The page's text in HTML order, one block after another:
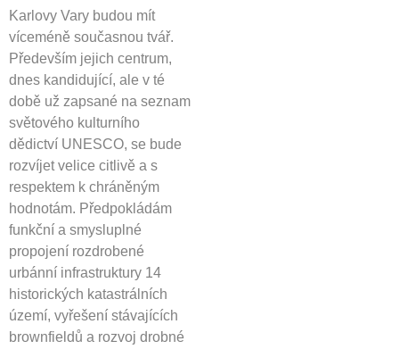
Karlovy Vary budou mít
víceméně současnou tvář.
Především jejich centrum,
dnes kandidující, ale v té
době už zapsané na seznam
světového kulturního
dědictví UNESCO, se bude
rozvíjet velice citlivě a s
respektem k chráněným
hodnotám. Předpokládám
funkční a smysluplné
propojení rozdrobené
urbánní infrastruktury 14
historických katastrálních
území, vyřešení stávajících
brownfieldů a rozvoj drobné